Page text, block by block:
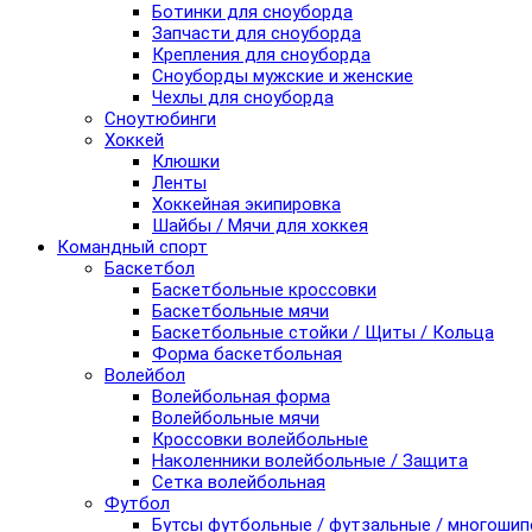
Ботинки для сноуборда
Запчасти для сноуборда
Крепления для сноуборда
Сноуборды мужские и женские
Чехлы для сноуборда
Сноутюбинги
Хоккей
Клюшки
Ленты
Хоккейная экипировка
Шайбы / Мячи для хоккея
Командный спорт
Баскетбол
Баскетбольные кроссовки
Баскетбольные мячи
Баскетбольные стойки / Щиты / Кольца
Форма баскетбольная
Волейбол
Волейбольная форма
Волейбольные мячи
Кроссовки волейбольные
Наколенники волейбольные / Защита
Сетка волейбольная
Футбол
Бутсы футбольные / футзальные /